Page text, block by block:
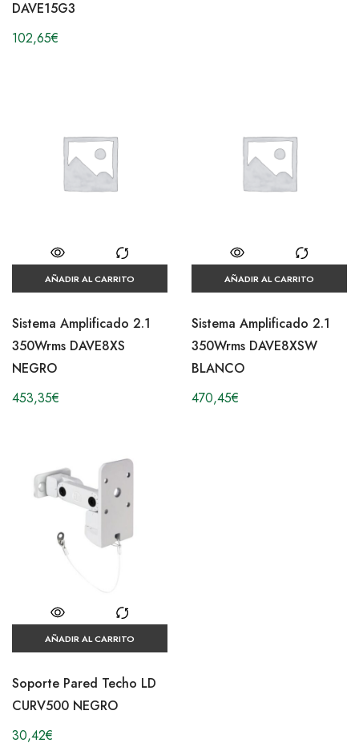
DAVE15G3
102,65€
AÑADIR AL CARRITO
Sistema Amplificado 2.1
350Wrms DAVE8XS
NEGRO
453,35€
AÑADIR AL CARRITO
Sistema Amplificado 2.1
350Wrms DAVE8XSW
BLANCO
470,45€
AÑADIR AL CARRITO
Soporte Pared Techo LD
CURV500 NEGRO
30,42€